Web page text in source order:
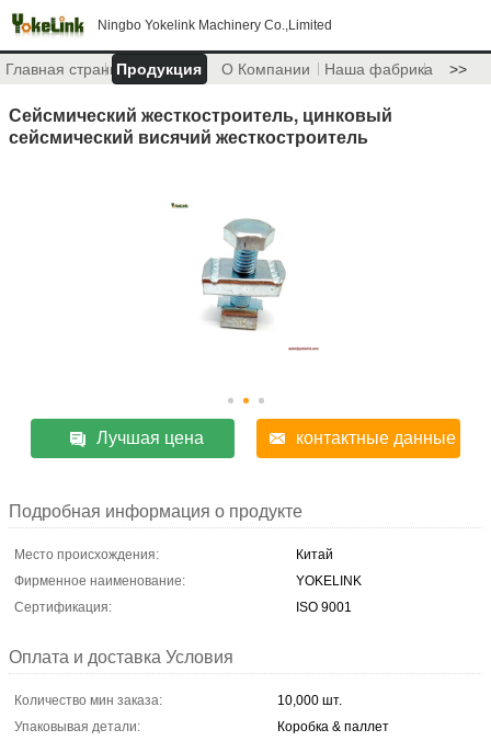
Ningbo Yokelink Machinery Co.,Limited
Главная страницаПродукция О Компании Наша фабрика >>
Сейсмический жесткостроитель, цинковый
сейсмический висячий жесткостроитель
Лучшая цена контактные данные
Подробная информация о продукте
Место происхождения:
Китай
Фирменное наименование:
YOKELINK
Сертификация:
ISO 9001
Оплата и доставка Условия
Количество мин заказа:
10,000 шт.
Упаковывая детали:
Коробка & паллет